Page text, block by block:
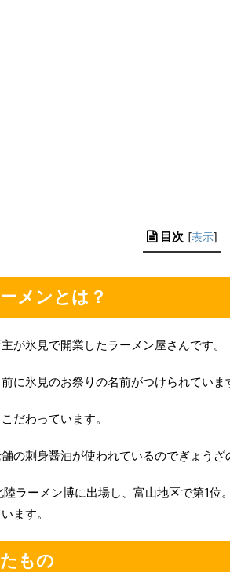
目次 [表示]
メンとは？
が氷見で開業したラーメン屋さんです。
に氷見のお祭りの名前がつけられていま
だわっています。
の刺身醤油が使われているのでぎょうざ
ラーメン博に出場し、富山地区で第1位
ます。
もの